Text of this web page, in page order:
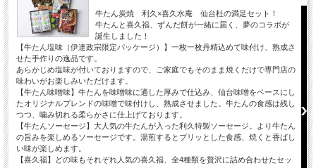
牛たん炭焼 利久×喜久水庵 仙台杜の満足セット！
牛たんと喜久福、ずんだ餅が一緒に届く、夢のコラボが
誕生しました！
【牛たん塩味（伊達政宗限定パッケージ）】一枚一枚丹精込めて味付け、熟成さ
せた手作りの逸品です。
あらかじめ塩味が付いておりますので、ご家庭でもそのまま焼くだけで専門店の
味わいがお楽しみいただけます。
【牛たん味噌味】牛たんを味噌味に適した厚みで仕込み、仙台味噌をベースにし
たオリジナルブレンドの味噌で味付けし、熟成させました。牛たんの食感は残し
つつ、噛み切れる柔らかさに仕上げております。
【牛たんソーセージ】大人気の牛たんが入った利久特製ソーセージ。より牛たん
の旨みを楽しめるソーセージです。湯煎するとプリッとした食感、焼くと香ばし
い味が楽しめます。
【喜久福】どの味もそれぞれ人気の喜久福、全4種類を贅沢に詰め合わせたセッ